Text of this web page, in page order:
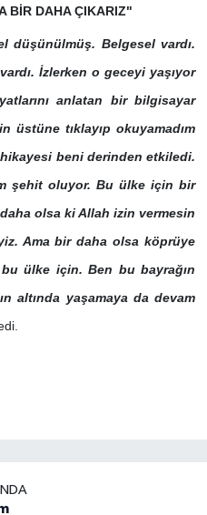
BİR DAHA ÇIKARIZ"
düşünülmüş. Belgesel vardı.
İzlerken o geceyi yaşıyor
anlatan bir bilgisayar
üstüne tıklayıp okuyamadım
beni derinden etkiledi.
şehit oluyor. Bu ülke için bir
olsa ki Allah izin vermesin
Ama bir daha olsa köprüye
ülke için. Ben bu bayrağın
altında yaşamaya da devam